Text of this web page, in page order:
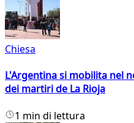
Chiesa
L'Argentina si mobilita nel
dei martiri de La Rioja
1 min di lettura